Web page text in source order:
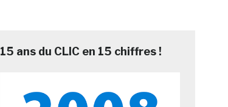
15 ans du CLIC en 15 chiffres !